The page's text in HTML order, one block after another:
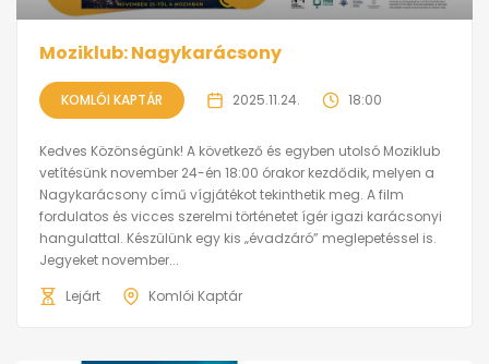
Moziklub: Nagykarácsony
KOMLÓI KAPTÁR 2025.11.24. 18:00
Kedves Közönségünk! A következő és egyben utolsó Moziklub
vetítésünk november 24-én 18:00 órakor kezdődik, melyen a
Nagykarácsony című vígjátékot tekinthetik meg. A film
fordulatos és vicces szerelmi történetet ígér igazi karácsonyi
hangulattal. Készülünk egy kis „évadzáró” meglepetéssel is.
Jegyeket november...
Lejárt
Komlói Kaptár